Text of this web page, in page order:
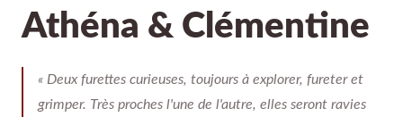
Athéna & Clémentine
« Deux furettes curieuses, toujours à explorer, fureter et
grimper. Très proches l'une de l'autre, elles seront ravies